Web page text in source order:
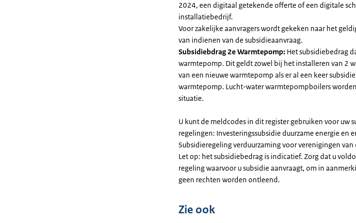
2024, een digitaal getekende offerte of een digitale
installatiebedrijf.
Voor zakelijke aanvragers wordt gekeken naar het
van indienen van de subsidieaanvraag.
Subsidiebdrag 2e Warmtepomp: Het subsidiebedrag
warmtepomp. Dit geldt zowel bij het installeren van 2
van een nieuwe warmtepomp als er al een keer
warmtepomp. Lucht-water warmtepompboilers
situatie.
U kunt de meldcodes in dit register gebruiken voor uw
regelingen: Investeringssubsidie duurzame energie en
Subsidieregeling verduurzaming voor verenigingen van
Let op: het subsidiebedrag is indicatief. Zorg dat u
regeling waarvoor u subsidie aanvraagt, om in
geen rechten worden ontleend.
Zie ook